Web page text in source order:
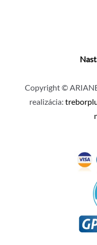
Copyright ©
realizácia: